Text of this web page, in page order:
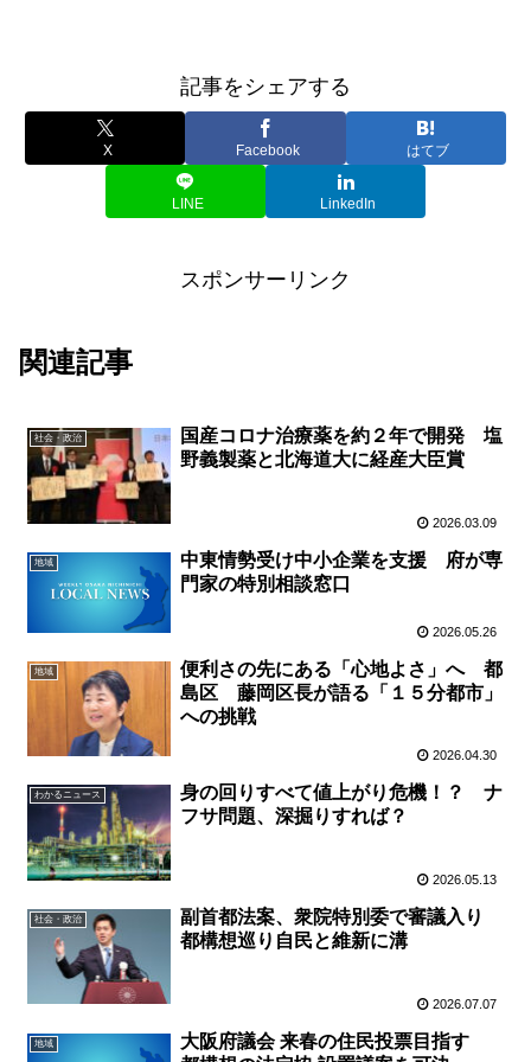
記事をシェアする
X Facebook はてブ
LINE LinkedIn
スポンサーリンク
関連記事
社会・政治
国産コロナ治療薬を約２年で開発 塩
野義製薬と北海道大に経産大臣賞
2026.03.09
地域
中東情勢受け中小企業を支援 府が専
門家の特別相談窓口
2026.05.26
地域
便利さの先にある「心地よさ」へ 都
島区 藤岡区長が語る「１５分都市」
への挑戦
2026.04.30
わかるニュース
身の回りすべて値上がり危機！？ ナ
フサ問題、深掘りすれば？
2026.05.13
社会・政治
副首都法案、衆院特別委で審議入り
都構想巡り自民と維新に溝
2026.07.07
地域
大阪府議会 来春の住民投票目指す